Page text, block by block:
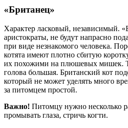
«Британец»
Характер ласковый, независимый.
аристократы, не будут напрасно
при виде незнакомого человека.
котята имеют плотно сбитую
их похожими на плюшевых мишек.
голова большая. Британский кот
который не может уделять много
за питомцем простой.
Важно! Питомцу нужно несколько
промывать глаза, стричь когти.